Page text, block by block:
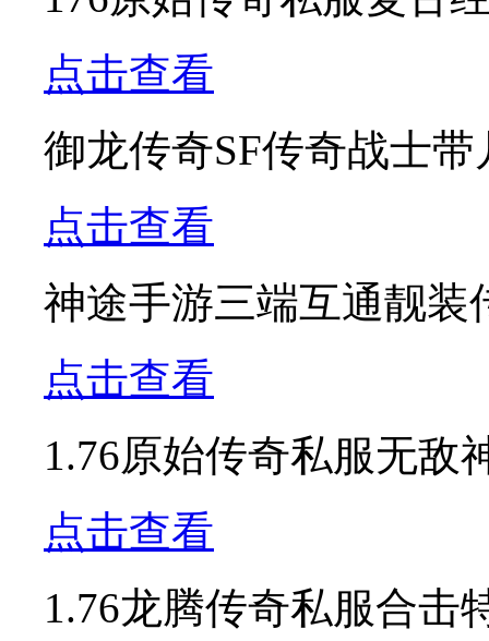
点击查看
御龙传奇SF传奇战士
点击查看
神途手游三端互通靓装
点击查看
1.76原始传奇私服无敌
点击查看
1.76龙腾传奇私服合击